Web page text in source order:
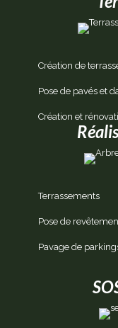
Création de
Pose de pavés et
Création et
Terrassements
Pose de
Pavage de